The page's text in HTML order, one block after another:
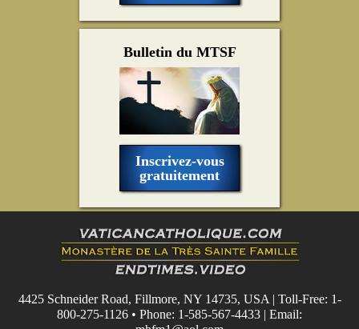
Bulletin du MTSF
Inscrivez-vous
gratuitement
4425 Schneider Road, Fillmore, NY 14735, USA | Toll-Free: 1-
800-275-1126 • Phone: 1-585-567-4433 | Email: